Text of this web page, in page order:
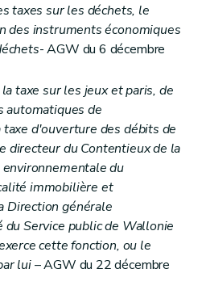
taxes sur les déchets, le
des instruments économiques
- AGW du 6 décembre
taxe sur les jeux et paris, de
automatiques de
d'ouverture des débits de
directeur du Contentieux de la
du
immobilière et
Direction générale
Service public de Wallonie
cette fonction, ou le
lui– AGW du 22 décembre